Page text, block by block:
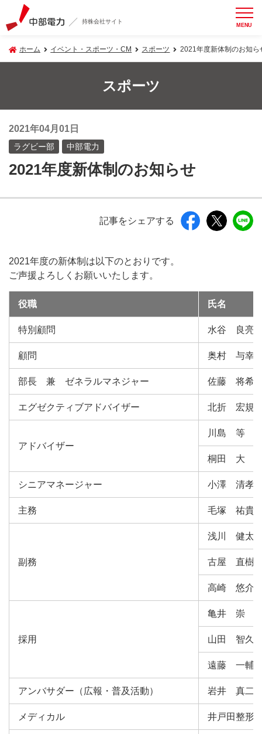
持株会社サイト MENU
ホーム イベント・スポーツ・CM スポーツ 2021年度新体制のお知ら
スポーツ
2021年04月01日
ラグビー部 中部電力
2021年度新体制のお知らせ
記事をシェアする
2021年度の新体制は以下のとおりです。
ご声援よろしくお願いいたします。
役職 氏名
特別顧問 水谷 良亮
顧問 奥村 与幸
部長 兼 ゼネラルマネジャー 佐藤 将希
エグゼクティブアドバイザー 北折 宏規
アドバイザー
川島 等
桐田 大
シニアマネージャー 小澤 清孝
主務 毛塚 祐貴
副務
浅川 健太
古屋 直樹
高崎 悠介
採用
亀井 崇
山田 智久
遠藤 一輔
アンバサダー（広報・普及活動） 岩井 真二
メディカル 井戸田整形